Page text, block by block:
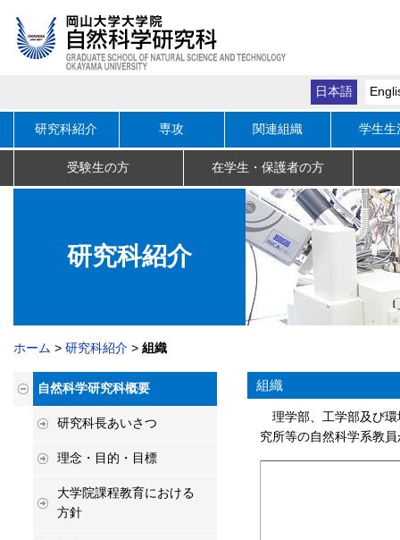
日本語
研究科紹介 専攻 関連組織 学生生
受験生の方 在学生・保護者の方
研究科紹介
ホーム 研究科紹介 組織
自然科学研究科概要
研究科長あいさつ
理念・目的・目標
大学院課程教育における
方針
組織
理学部、工学部及び環
究所等の自然科学系教